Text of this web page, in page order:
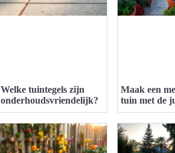
Welke tuintegels zijn
onderhoudsvriendelijk?
Maak een
tuin met de